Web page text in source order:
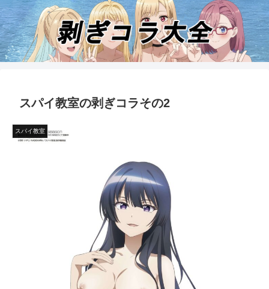
スパイ教室の剥ぎコラその2
スパイ教室